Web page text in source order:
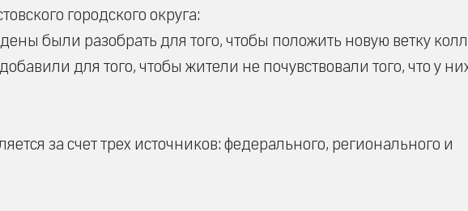
городского округа:
были разобрать для того, чтобы положить новую ветку
для того, чтобы жители не почувствовали того, что у
за счет трех источников: федерального, регионального и